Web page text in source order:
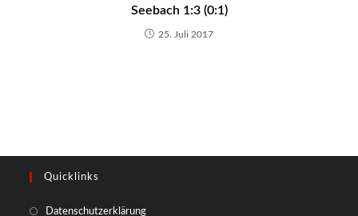
Seebach 1:3 (0:1)
25. Juli 2017
Quicklinks
DatenschutzerklärungOpens